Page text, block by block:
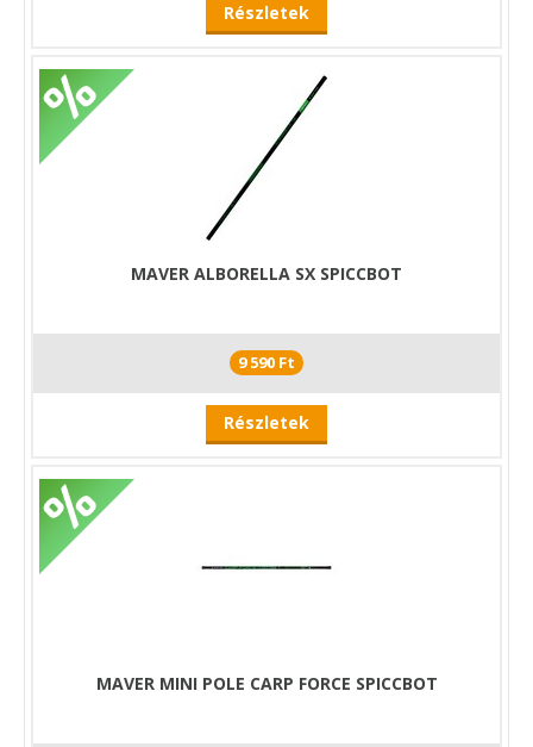
Részletek
MAVER ALBORELLA SX SPICCBOT
9 590 Ft
Részletek
MAVER MINI POLE CARP FORCE SPICCBOT